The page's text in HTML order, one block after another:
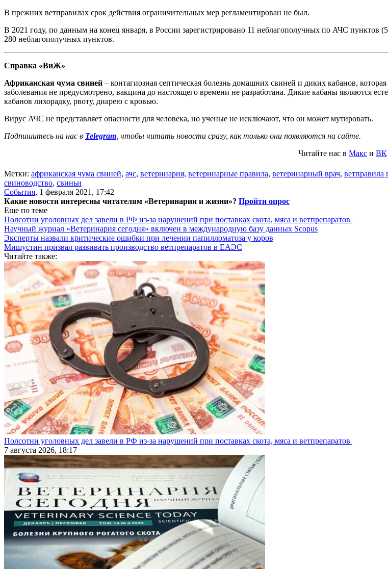
В прежних ветправилах срок действия ограничительных мер регламентирован не был.
В 2021 году, по данным на конец января, в России зарегистрировано 11 неблагополучных по АЧС пунктов
280 неблагополучных пунктов.
Справка «ВиЖ»
Африканская чума свиней – контагиозная септическая болезнь домашних свиней и диких кабанов,
заболевания не предусмотрено, вакцина до настоящего времени не разработана. Дикие кабаны являются
кабанов лихорадку, рвоту, диарею с кровью.
Вирус АЧС не представляет опасности для человека, но ученые не исключают, что он может мутировать.
Подпишитесь на нас в Telegram , чтобы читать новости сразу, как только они появляются на сайте.
Читайте нас в Макс и ВК
Метки: африканская чума свиней, ачс, ветеринария, ветеринарные правила, ветеринарный врач, ветправила
свиноводство, свиньи
События, 1 февраля 2021, 17:42
Какие новости интересны читателям «Ветеринарии и жизни»? Пройти опрос
Еще по теме
Полсотни уголовных дел завели в РФ из-за нарушений при поставках скота, мяса и ветпрепаратов
Научный журнал «Ветеринария сегодня» включен в международную базу данных Scopus
Эксперты назвали критические ошибки при лечении папилломатоза у коров
Мишустин призвал развивать производство ветпрепаратов в ЕАЭС
Читайте также:
Полсотни уголовных дел завели в РФ из-за нарушений при поставках скота, мяса и ветпрепаратов
7 августа 2026, 18:17